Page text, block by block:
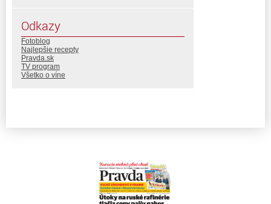
Odkazy
Fotoblog
Najlepšie recepty
Pravda.sk
TV program
Všetko o víne